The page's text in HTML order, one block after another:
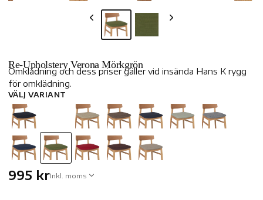
Re-Upholstery Verona Mörkgrön
Omklädning och dess priser gäller vid insända Hans K rygg
för omklädning.
VÄLJ VARIANT
995 krInkl. moms